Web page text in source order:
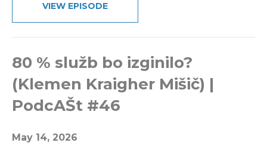
VIEW EPISODE
80 % služb bo izginilo?
(Klemen Kraigher Mišič) |
PodcAŠt #46
May 14, 2026